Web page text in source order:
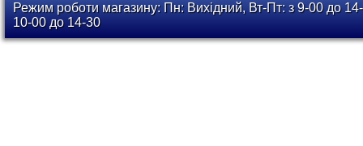
Режим роботи магазину: Пн: Вихідний, Вт-Пт: з 9-00 до
10-00 до 14-30